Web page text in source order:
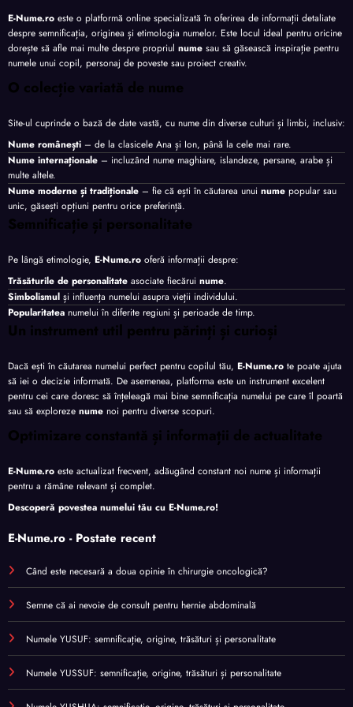
E-Nume.ro este o platformă online specializată în oferirea de informații detaliate
despre semnificația, originea și etimologia numelor. Este locul ideal pentru oricine
dorește să afle mai multe despre propriul nume sau să găsească inspirație pentru
numele unui copil, personaj de poveste sau proiect creativ.
O colecție variată de nume
Site-ul cuprinde o bază de date vastă, cu nume din diverse culturi și limbi, inclusiv:
Nume românești – de la clasicele Ana și Ion, până la cele mai rare.
Nume internaționale – incluzând nume maghiare, islandeze, persane, arabe și
multe altele.
Nume moderne și tradiționale – fie că ești în căutarea unui nume popular sau
unic, găsești opțiuni pentru orice preferință.
Semnificație și personalitate
Pe lângă etimologie, E-Nume.ro oferă informații despre:
Trăsăturile de personalitate asociate fiecărui nume.
Simbolismul și influența numelui asupra vieții individului.
Popularitatea numelui în diferite regiuni și perioade de timp.
Un instrument util pentru părinți și curioși
Dacă ești în căutarea numelui perfect pentru copilul tău, E-Nume.ro te poate ajuta
să iei o decizie informată. De asemenea, platforma este un instrument excelent
pentru cei care doresc să înțeleagă mai bine semnificația numelui pe care îl poartă
sau să exploreze nume noi pentru diverse scopuri.
Optimizare constantă și informații de actualitate
E-Nume.ro este actualizat frecvent, adăugând constant noi nume și informații
pentru a rămâne relevant și complet.
Descoperă povestea numelui tău cu E-Nume.ro!
E-Nume.ro - Postate recent
Când este necesară a doua opinie în chirurgie oncologică?
Semne că ai nevoie de consult pentru hernie abdominală
Numele YUSUF: semnificație, origine, trăsături și personalitate
Numele YUSSUF: semnificație, origine, trăsături și personalitate